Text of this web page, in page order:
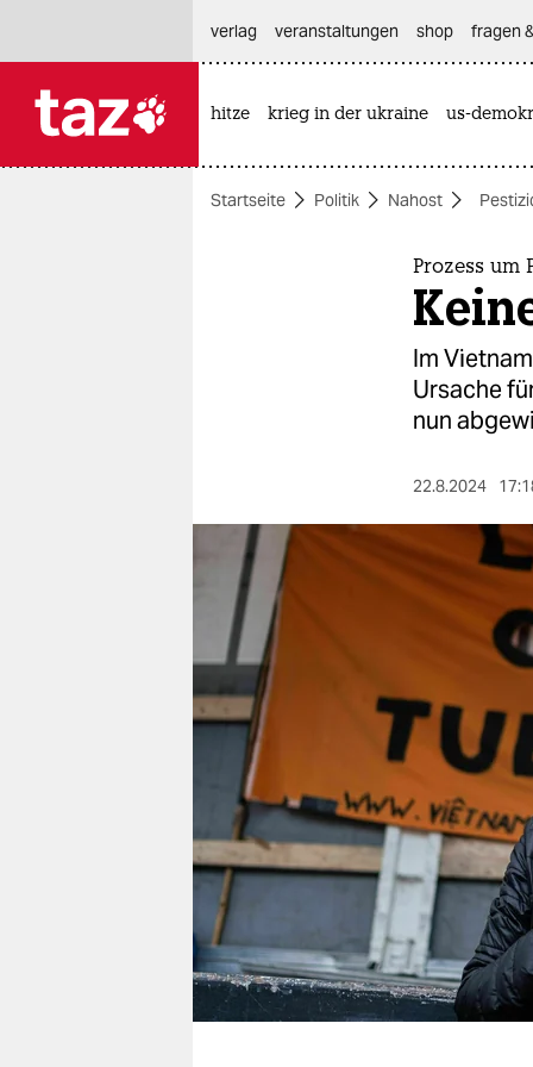
themen
berlin
nord
wahrheit
verlag
verlag
veranstaltungen
shop
fragen & hilfe
unterstützen
abo
genossenschaft
verlag
veranstaltungen shop fragen
hitze krieg in der ukraine us-
Startseite Politik Nahost
Prozess um
Im
Ursache
nun
22.8.2024